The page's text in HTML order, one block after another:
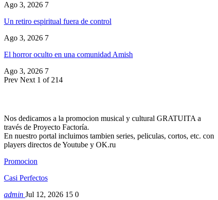
Ago 3, 2026 7
Un retiro espiritual fuera de control
Ago 3, 2026 7
El horror oculto en una comunidad Amish
Ago 3, 2026 7
Prev Next 1 of 214
Nos dedicamos a la promocion musical y cultural GRATUITA a
través de Proyecto Factoría.
En nuestro portal incluimos tambien series, peliculas, cortos, etc. con
players directos de Youtube y OK.ru
Promocion
Casi Perfectos
admin Jul 12, 2026 15 0